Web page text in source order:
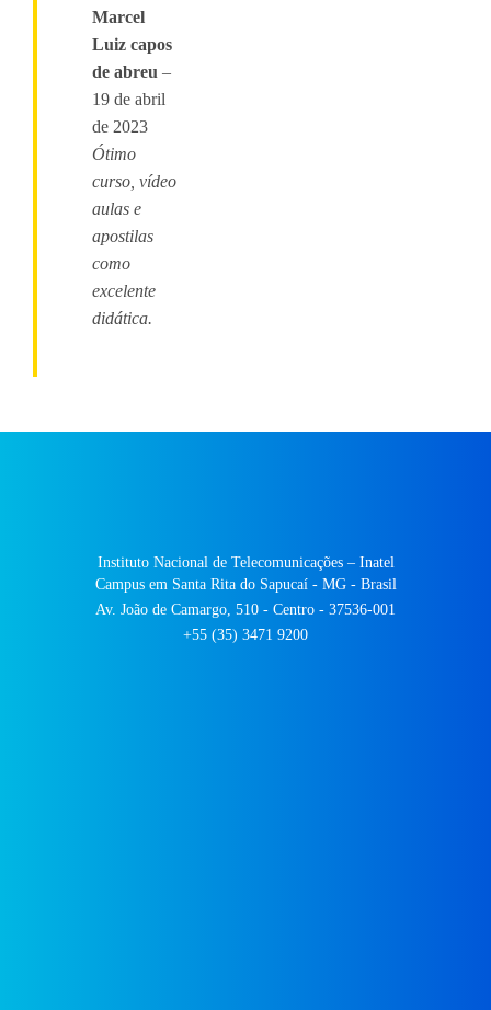
Avaliação
de 5
Marcel
Luiz capos
de abreu–
19 de abril
de 2023
Ótimo
curso, vídeo
aulas e
apostilas
como
excelente
didática.
Instituto Nacional de Telecomunicações – Inatel
Campus em Santa Rita do Sapucaí - MG - Brasil
Av. João de Camargo, 510 - Centro - 37536-001
+55 (35) 3471 9200